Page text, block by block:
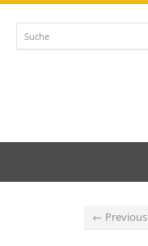
← Previous